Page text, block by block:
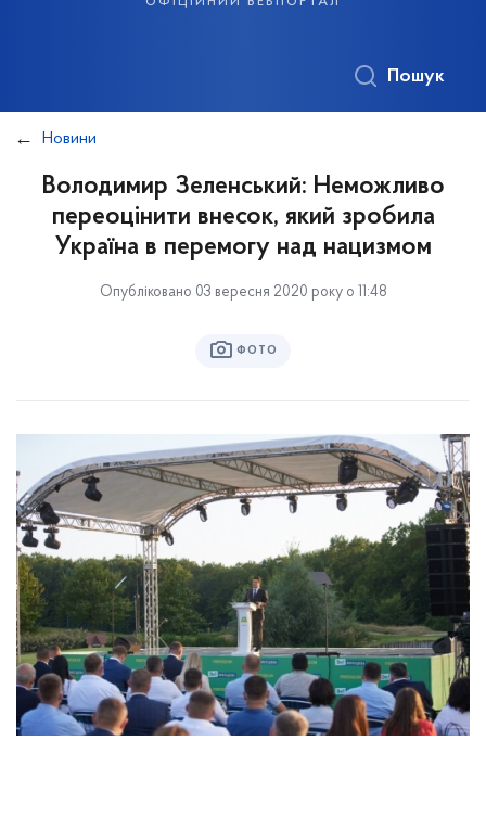
Пошук
Новини
Володимир Зеленський: Неможливо
переоцінити внесок, який зробила
Україна в перемогу над нацизмом
Опубліковано 03 вересня 2020 року о 11:48
ФОТО